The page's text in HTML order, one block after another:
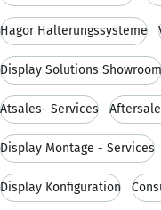
Hagor Halterungssysteme
Display Solutions Showroom
Atsales- Services
Display Montage - Services
Display Konfiguration